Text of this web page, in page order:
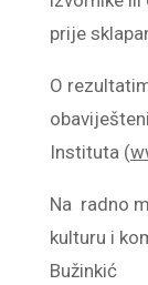
prije
O
Instituta (
Na radno
kulturu i
Bužinkić